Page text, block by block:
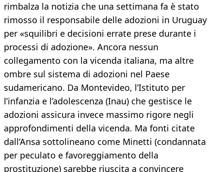
rimbalza la notizia che una settimana fa è stato
rimosso il responsabile delle adozioni in Uruguay
per «squilibri e decisioni errate prese durante i
processi di adozione». Ancora nessun
collegamento con la vicenda italiana, ma altre
ombre sul sistema di adozioni nel Paese
sudamericano. Da Montevideo, l’Istituto per
l’infanzia e l’adolescenza (Inau) che gestisce le
adozioni assicura invece massimo rigore negli
approfondimenti della vicenda. Ma fonti citate
dall’Ansa sottolineano come Minetti (condannata
per peculato e favoreggiamento della
prostituzione) sarebbe riuscita a convincere